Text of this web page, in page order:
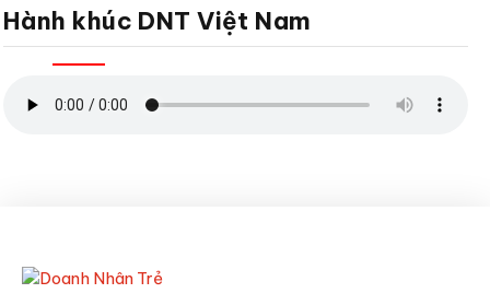
Hành khúc DNT Việt Nam